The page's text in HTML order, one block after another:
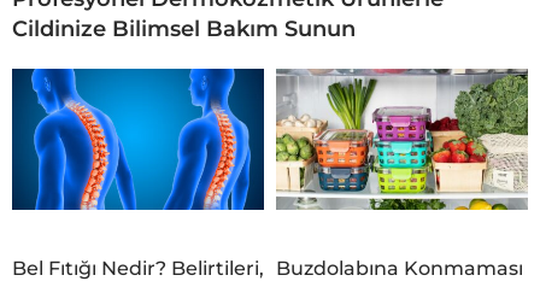
Cildinize Bilimsel Bakım Sunun
Bel Fıtığı Nedir? Belirtileri,
Buzdolabına Konmaması